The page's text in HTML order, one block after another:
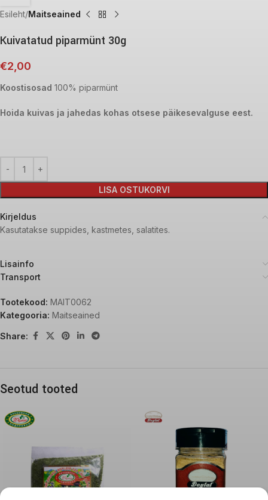
Esileht Maitseained
Kuivatatud piparmünt 30g
€2,00
Koostisosad 100% piparmünt
Hoida kuivas ja jahedas kohas otsese päikesevalguse eest.
LISA OSTUKORVI
Kirjeldus
Kasutatakse suppides, kastmetes, salatites.
Lisainfo
Transport
Tootekood: MAIT0062
Kategooria: Maitseained
Share:
Seotud tooted